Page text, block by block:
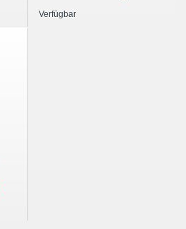
Egghead FC MC
Verfügbar